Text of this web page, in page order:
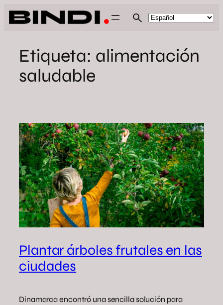
Saltar
al
Etiqueta: alimentación
saludable
Plantar árboles frutales en las
ciudades
Dinamarca encontró una sencilla solución para